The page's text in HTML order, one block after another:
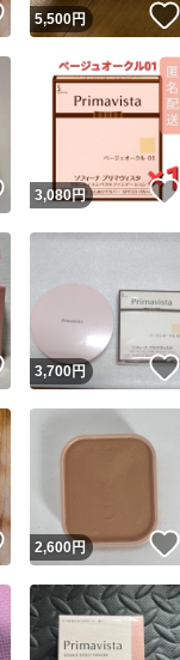
いいね！
5,500円
いいね！
3,080円
いいね！
3,700円
いいね！
2,600円